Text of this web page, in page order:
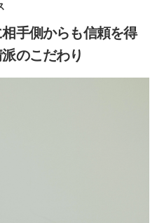
手側からも信頼を得
のこだわり